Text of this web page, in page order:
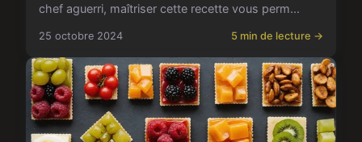
chef aguerri, maîtriser cette recette vous perm...
25 octobre 2024 5 min de lecture →